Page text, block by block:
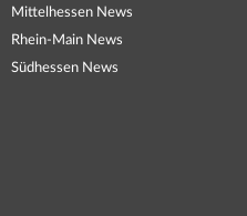
Mittelhessen News
Rhein-Main News
Südhessen News